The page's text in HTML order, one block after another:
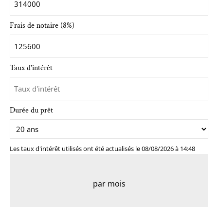
Frais de notaire (8%)
Taux d'intérêt
Durée du prêt
Les taux d'intérêt utilisés ont été actualisés le 08/08/2026 à 14:48
par mois